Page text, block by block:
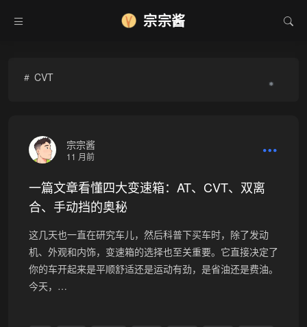
宗宗酱
CVT
宗宗酱
11 月前
一篇文章看懂四大变速箱：AT、CVT、双离
合、手动挡的奥秘
这几天也一直在研究车儿，然后科普下买车时，除了发动
机、外观和内饰，变速箱的选择也至关重要。它直接决定了
你的车开起来是平顺舒适还是运动有劲，是省油还是费油。
今天，…